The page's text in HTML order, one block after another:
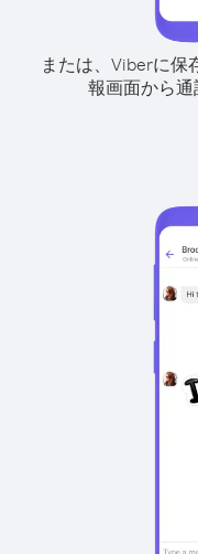
または、Viberに保
報画面から通